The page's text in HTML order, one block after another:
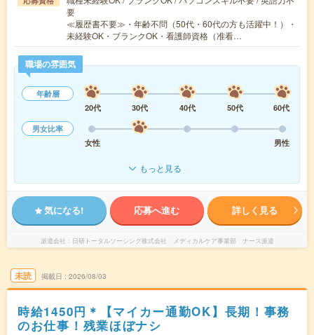
要
≪履歴書不要≫・年齢不問（50代・60代の方も活躍中！）・
未経験OK・ブランクOK・看護師資格（准看…
職場の雰囲気
年齢層
20代
30代 40代 50代
60代
男女比率
女性
男性
もっと見る
気になる! 応募へ進む 詳しく見る
派遣会社 日研トータルソーシング株式会社 メディカルケア事業部 ナース派遣
未読 掲載日 2026/08/03
時給1450円＊【マイカー通勤OK】長期！事務
のお仕事！残業ほぼナシ